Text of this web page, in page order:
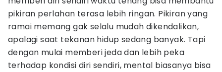
pikiran perlahan terasa lebih ringan. Pikiran yang
ramai memang gak selalu mudah dikendalikan,
apalagi saat tekanan hidup sedang banyak. Tapi
dengan mulai memberi jeda dan lebih peka
terhadap kondisi diri sendiri, mental biasanya bisa